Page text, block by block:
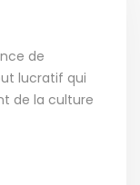
de
lucratif qui
de la culture